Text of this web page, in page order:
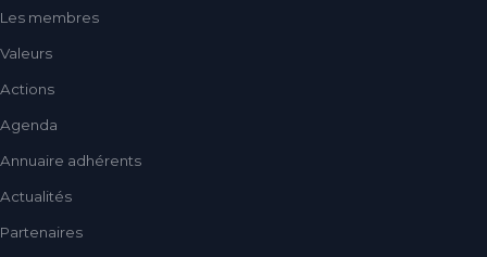
Les membres
Valeurs
Actions
Agenda
Annuaire adhérents
Actualités
Partenaires